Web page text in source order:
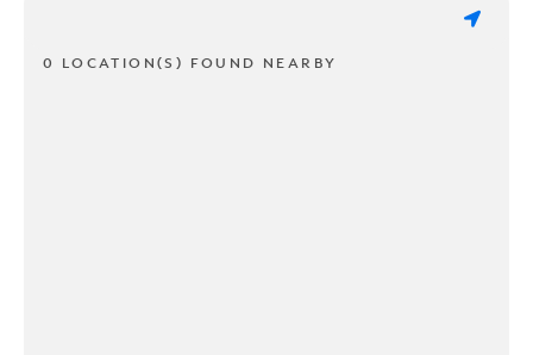
0 LOCATION(S) FOUND NEARBY